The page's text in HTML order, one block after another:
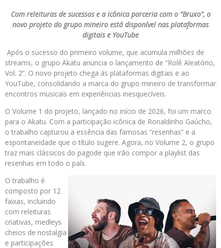
Com releituras de sucessos e a icônica parceria com o “Bruxo”, o
novo projeto do grupo mineiro está disponível nas plataformas
digitais e YouTube
Após o sucesso do primeiro volume, que acumula milhões de
streams, o grupo Akatu anuncia o lançamento de “Rolê Aleatório,
Vol. 2”. O novo projeto chega às plataformas digitais e ao
YouTube, consolidando a marca do grupo mineiro de transformar
encontros musicais em experiências inesquecíveis.
O Volume 1 do projeto, lançado no início de 2026, foi um marco
para o Akatu. Com a participação icônica de Ronaldinho Gaúcho,
o trabalho capturou a essência das famosas “resenhas” e a
espontaneidade que o título sugere. Agora, no Volume 2, o grupo
traz mais clássicos do pagode que irão compor a playlist das
resenhas em todo o país.
O trabalho é
composto por 12
faixas, incluindo
com releituras
criativas, medleys
cheios de nostalgia
e participações